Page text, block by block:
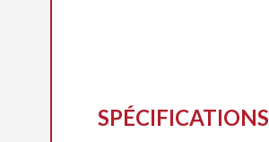
SPÉCIFICATIONS